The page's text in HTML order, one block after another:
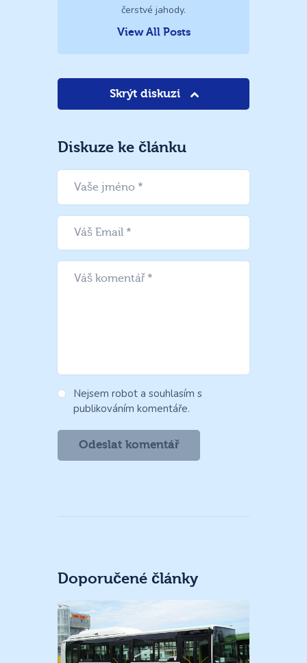
čerstvé jahody.
View All Posts
Skrýt diskuzi
Diskuze ke článku
Nejsem robot a souhlasím s
publikováním komentáře.
Doporučené články